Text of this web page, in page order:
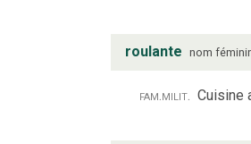
roulante nom
fam.milit. Cuisine